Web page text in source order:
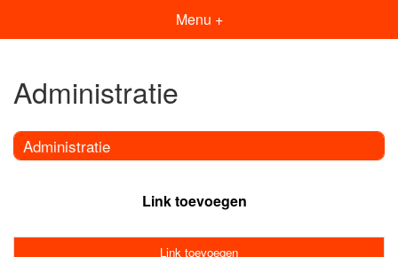
Menu +
Administratie
Administratie
Link toevoegen
Link toevoegen